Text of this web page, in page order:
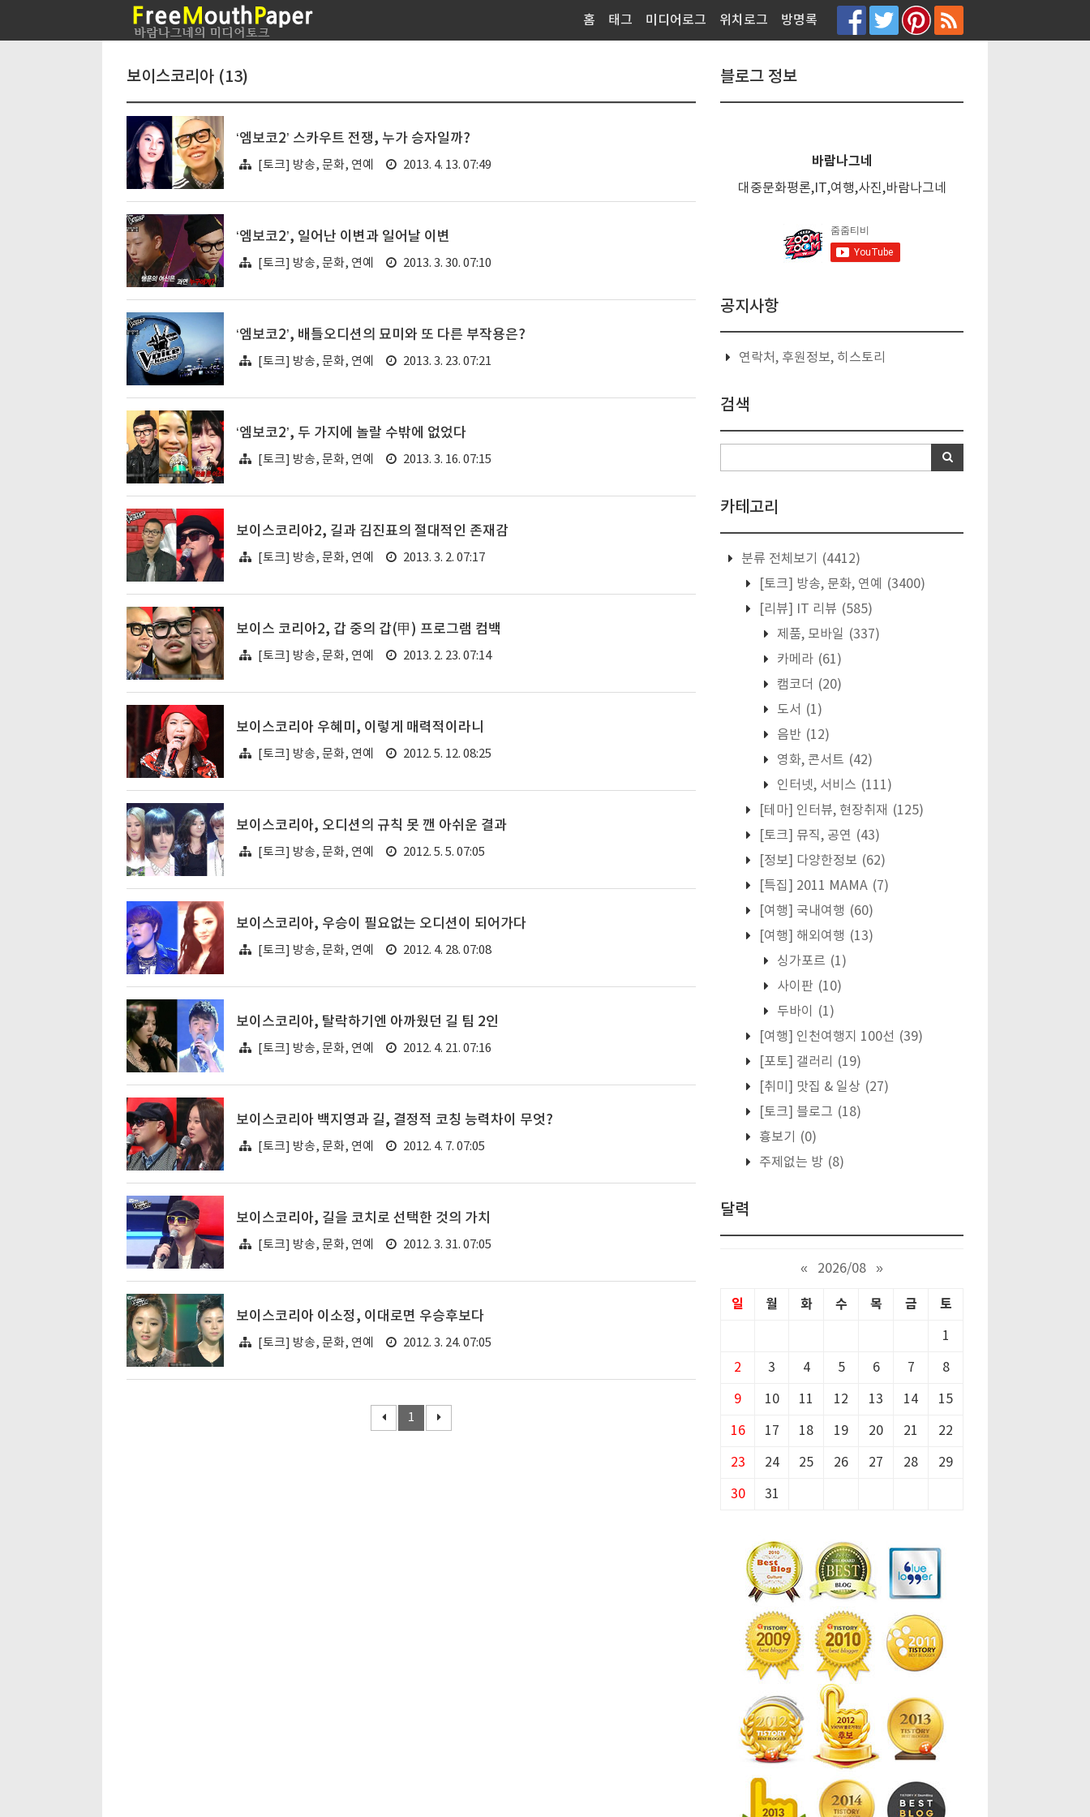
홈 태그 미디어로그 위치로그 방명록
보이스코리아 (13)
‘엠보코2’ 스카우트 전쟁, 누가 승자일까?
[토크] 방송, 문화, 연예 2013. 4. 13. 07:49
‘엠보코2’, 일어난 이변과 일어날 이변
[토크] 방송, 문화, 연예 2013. 3. 30. 07:10
‘엠보코2’, 배틀오디션의 묘미와 또 다른 부작용은?
[토크] 방송, 문화, 연예 2013. 3. 23. 07:21
‘엠보코2’, 두 가지에 놀랄 수밖에 없었다
[토크] 방송, 문화, 연예 2013. 3. 16. 07:15
보이스코리아2, 길과 김진표의 절대적인 존재감
[토크] 방송, 문화, 연예 2013. 3. 2. 07:17
보이스 코리아2, 갑 중의 갑(甲) 프로그램 컴백
[토크] 방송, 문화, 연예 2013. 2. 23. 07:14
보이스코리아 우혜미, 이렇게 매력적이라니
[토크] 방송, 문화, 연예 2012. 5. 12. 08:25
보이스코리아, 오디션의 규칙 못 깬 아쉬운 결과
[토크] 방송, 문화, 연예 2012. 5. 5. 07:05
보이스코리아, 우승이 필요없는 오디션이 되어가다
[토크] 방송, 문화, 연예 2012. 4. 28. 07:08
보이스코리아, 탈락하기엔 아까웠던 길 팀 2인
[토크] 방송, 문화, 연예 2012. 4. 21. 07:16
보이스코리아 백지영과 길, 결정적 코칭 능력차이 무엇?
[토크] 방송, 문화, 연예 2012. 4. 7. 07:05
보이스코리아, 길을 코치로 선택한 것의 가치
[토크] 방송, 문화, 연예 2012. 3. 31. 07:05
보이스코리아 이소정, 이대로면 우승후보다
[토크] 방송, 문화, 연예 2012. 3. 24. 07:05
1
블로그 정보
바람나그네
대중문화평론,IT,여행,사진,바람나그네
공지사항
연락처, 후원정보, 히스토리
검색
카테고리
분류 전체보기
(4412)
[토크] 방송, 문화, 연예
(3400)
[리뷰] IT 리뷰 (585)
제품, 모바일 (337)
카메라 (61)
캠코더 (20)
도서 (1)
음반 (12)
영화, 콘서트 (42)
인터넷, 서비스 (111)
[테마] 인터뷰, 현장취재 (125)
[토크] 뮤직, 공연 (43)
[정보] 다양한정보 (62)
[특집] 2011 MAMA (7)
[여행] 국내여행 (60)
[여행] 해외여행 (13)
싱가포르 (1)
사이판 (10)
두바이
(1)
[여행] 인천여행지 100선 (39)
[포토] 갤러리
(19)
[취미] 맛집 & 일상 (27)
[토크] 블로그 (18)
흉보기
(0)
주제없는 방 (8)
달력
« 2026/08 »
일 월 화 수 목 금 토
1
2 3 4 5 6 7 8
9 10 11 12 13 14 15
16 17 18 19 20 21 22
23 24 25 26 27 28 29
30 31